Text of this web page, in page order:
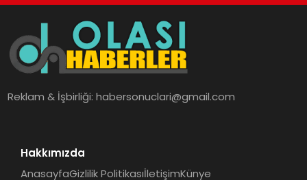
Reklam & İşbirliği:habersonuclari@gmail.com
Hakkımızda
AnasayfaGizlilik PolitikasıİletişimKünye